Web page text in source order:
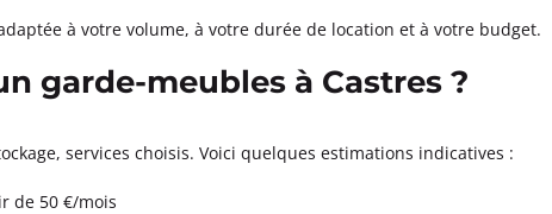
à votre volume, à votre durée de location et à votre budget.
garde-meubles à Castres ?
services choisis. Voici quelques estimations indicatives :
de 50 €/mois